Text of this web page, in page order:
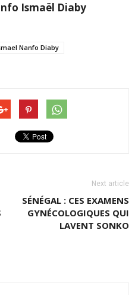
Ismaël Diaby
Nanfo Diaby
Next article
SÉNÉGAL : CES EXAMENS
GYNÉCOLOGIQUES QUI
LAVENT SONKO